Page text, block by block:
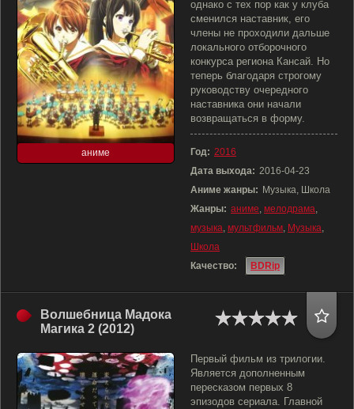
аниме
однако с тех пор как у клуба
сменился наставник, его
члены не проходили дальше
локального отборочного
конкурса региона Кансай. Но
теперь благодаря строгому
руководству очередного
наставника они начали
возвращаться в форму.
Год: 2016
Дата выхода: 2016-04-23
Аниме жанры: Музыка, Школа
Жанры: аниме, мелодрама,
музыка, мультфильм, Музыка,
Школа
Качество:
BDRip
Волшебница Мадока
Магика 2 (2012)
Первый фильм из трилогии.
Является дополненным
пересказом первых 8
эпизодов сериала. Главной